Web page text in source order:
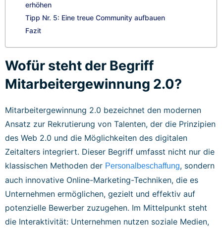
erhöhen
Tipp Nr. 5: Eine treue Community aufbauen
Fazit
Wofür steht der Begriff
Mitarbeitergewinnung 2.0?
Mitarbeitergewinnung 2.0 bezeichnet den modernen
Ansatz zur Rekrutierung von Talenten, der die Prinzipien
des Web 2.0 und die Möglichkeiten des digitalen
Zeitalters integriert. Dieser Begriff umfasst nicht nur die
klassischen Methoden der Personalbeschaffung, sondern
auch innovative Online-Marketing-Techniken, die es
Unternehmen ermöglichen, gezielt und effektiv auf
potenzielle Bewerber zuzugehen. Im Mittelpunkt steht
die Interaktivität: Unternehmen nutzen soziale Medien,